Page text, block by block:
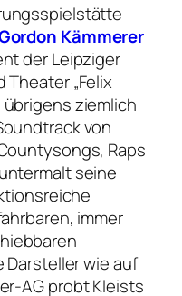
Kämmerer
der Leipziger
„Felix
ziemlich
von
Raps
seine
immer
wie auf
AG probt Kleists